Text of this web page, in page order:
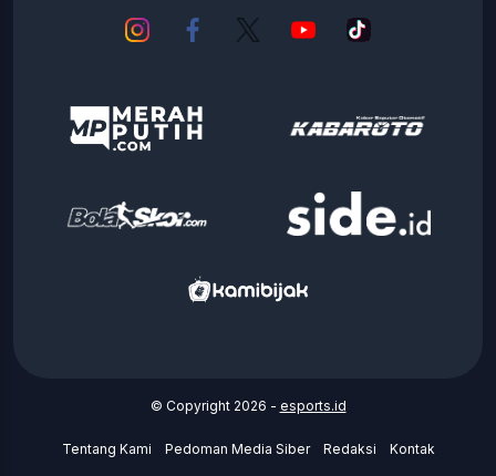
© Copyright 2026 - esports.id
Tentang Kami Pedoman Media Siber Redaksi Kontak